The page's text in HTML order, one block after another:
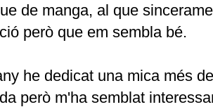
de manga, al que
però que em sembla bé.
he dedicat una mica més
però m'ha semblat